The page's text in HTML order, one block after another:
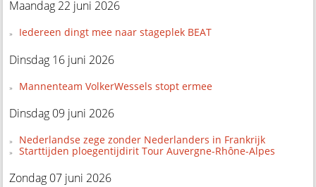
Maandag 22 juni 2026
Iedereen dingt mee naar stageplek BEAT
Dinsdag 16 juni 2026
Mannenteam VolkerWessels stopt ermee
Dinsdag 09 juni 2026
Nederlandse zege zonder Nederlanders in Frankrijk
Starttijden ploegentijdirit Tour Auvergne-Rhône-Alpes
Zondag 07 juni 2026